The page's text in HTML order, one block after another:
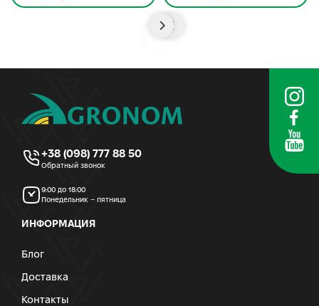
+38 (098) 777 88 50
Обратный звонок
9:00 до 18:00
Понедельник – пятница
ИНФОРМАЦИЯ
Блог
Доставка
Контакты